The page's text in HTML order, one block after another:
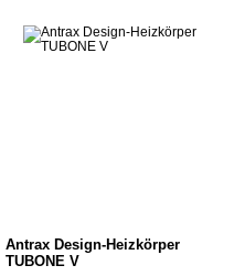
Antrax Design-Heizkörper
TUBONE V